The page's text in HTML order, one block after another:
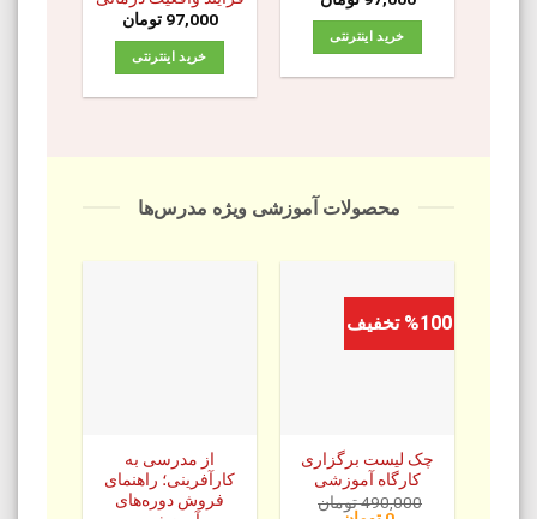
خرید اینترنتی
97,000 تومان
خرید اینترنتی
محصولات آموزشی ویژه مدرس‌ها
%100 تخفیف
چک‌ لیست برگزاری
کارگاه آموزشی
490,000تومان
از مدرسی به
کارآفرینی؛ راهنمای
فروش دوره‌های